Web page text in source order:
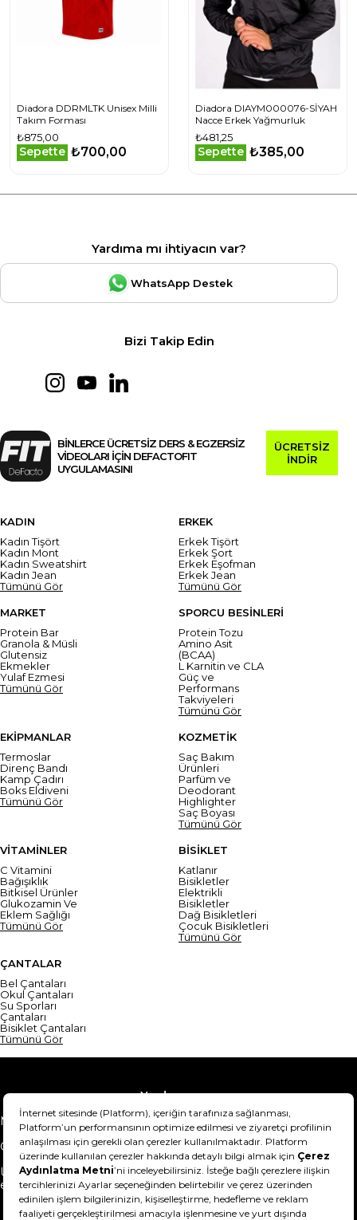
Diadora DDRMLTK Unisex Milli
Takım Forması
₺875,00
Sepette ₺700,00
Diadora DIAYM000076-SİYAH
Nacce Erkek Yağmurluk
₺481,25
Sepette ₺385,00
Yardıma mı ihtiyacın var?
WhatsApp Destek
Bizi Takip Edin
BİNLERCE ÜCRETSİZ DERS & EGZERSİZ
VİDEOLARI İÇİN DEFACTOFIT
UYGULAMASINI
ÜCRETSİZ
İNDİR
KADIN
Kadın Tişört
Kadın Mont
Kadın Sweatshirt
Kadın Jean
Tümünü Gör
ERKEK
Erkek Tişört
Erkek Şort
Erkek Eşofman
Erkek Jean
Tümünü Gör
MARKET
Protein Bar
Granola & Müsli
Glutensiz
Ekmekler
Yulaf Ezmesi
Tümünü Gör
SPORCU BESİNLERİ
Protein Tozu
Amino Asit
(BCAA)
L Karnitin ve CLA
Güç ve
Performans
Takviyeleri
Tümünü Gör
EKİPMANLAR
Termoslar
Direnç Bandı
Kamp Çadırı
Boks Eldiveni
Tümünü Gör
KOZMETİK
Saç Bakım
Ürünleri
Parfüm ve
Deodorant
Highlighter
Saç Boyası
Tümünü Gör
VİTAMİNLER
C Vitamini
Bağışıklık
Bitkisel Ürünler
Glukozamin Ve
Eklem Sağlığı
Tümünü Gör
BİSİKLET
Katlanır
Bisikletler
Elektrikli
Bisikletler
Dağ Bisikletleri
Çocuk Bisikletleri
Tümünü Gör
ÇANTALAR
Bel Çantaları
Okul Çantaları
Su Sporları
Çantaları
Bisiklet Çantaları
Tümünü Gör
Yardım
Mesafeli Satış Sözleşmesi
Teslimat Bilgisi
Gizlilik Sözleşmesi
Şartlar & Koşullar
Ürünümü nasıl iade
edebilirim?
Hakkımızda